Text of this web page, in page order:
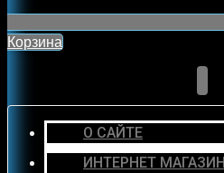
Корзина
О САЙТЕ
ИНТЕРНЕТ МАГАЗИН